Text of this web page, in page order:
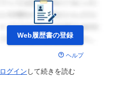
Web履歴書の登録
ヘルプ
ログイン して続きを読む